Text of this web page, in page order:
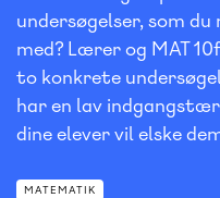
MATEMATIK
undersøgelser, som
med? Lærer og MAT
to konkrete
har en lav
dine elever vil elske